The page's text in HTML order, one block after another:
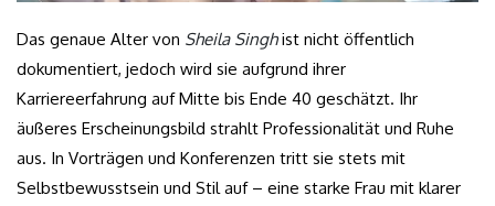
Das genaue Alter von Sheila Singhist nicht öffentlich
dokumentiert, jedoch wird sie aufgrund ihrer
Karriereerfahrung auf Mitte bis Ende 40 geschätzt. Ihr
äußeres Erscheinungsbild strahlt Professionalität und Ruhe
aus. In Vorträgen und Konferenzen tritt sie stets mit
Selbstbewusstsein und Stil auf – eine starke Frau mit klarer